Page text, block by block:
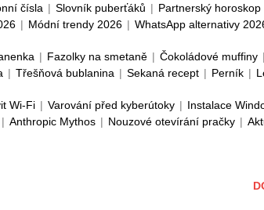
čísla | Slovník puberťáků | Partnerský horoskop
| Módní trendy 2026 | WhatsApp alternativy
| Fazolky na smetaně | Čokoládové muffiny |
| Třešňová bublanina | Sekaná recept | Perník |
Wi-Fi | Varování před kyberútoky | Instalace
| Anthropic Mythos | Nouzové otevírání pračky |